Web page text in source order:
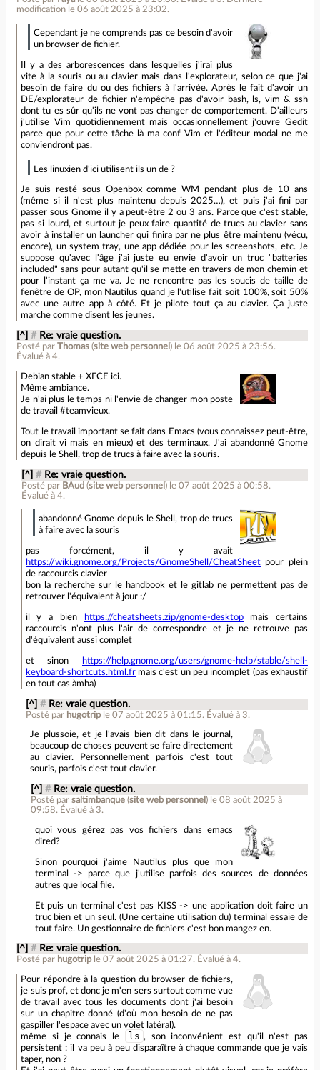
modification le 06 août 2025 à 23:02.
Cependant je ne comprends pas ce besoin d'avoir
un browser de fichier.
Il y a des arborescences dans lesquelles j'irai plus
vite à la souris ou au clavier mais dans l'explorateur, selon ce que j'ai
besoin de faire du ou des fichiers à l'arrivée. Après le fait d'avoir un
DE/explorateur de fichier n'empêche pas d'avoir bash, ls, vim & ssh
dont tu es sûr qu'ils ne vont pas changer de comportement. D'ailleurs
j'utilise Vim quotidiennement mais occasionnellement j'ouvre Gedit
parce que pour cette tâche là ma conf Vim et l'éditeur modal ne me
conviendront pas.
Les linuxien d'ici utilisent ils un de ?
Je suis resté sous Openbox comme WM pendant plus de 10 ans
(même si il n'est plus maintenu depuis 2025…), et puis j'ai fini par
passer sous Gnome il y a peut-être 2 ou 3 ans. Parce que c'est stable,
pas si lourd, et surtout je peux faire quantité de trucs au clavier sans
avoir à installer un launcher qui finira par ne plus être maintenu (vécu,
encore), un system tray, une app dédiée pour les screenshots, etc. Je
suppose qu'avec l'âge j'ai juste eu envie d'avoir un truc "batteries
included" sans pour autant qu'il se mette en travers de mon chemin et
pour l'instant ça me va. Je ne rencontre pas les soucis de taille de
fenêtre de OP, mon Nautilus quand je l'utilise fait soit 100%, soit 50%
avec une autre app à côté. Et je pilote tout ça au clavier. Ça juste
marche comme disent les jeunes.
[^] # Re: vraie question.
Posté par Thomas (site web personnel ) le 06 août 2025 à 23:56.
Évalué à4.
Debian stable + XFCE ici.
Même ambiance.
Je n'ai plus le temps ni l'envie de changer mon poste
de travail #teamvieux.
Tout le travail important se fait dans Emacs (vous connaissez peut-être,
on dirait vi mais en mieux) et des terminaux. J'ai abandonné Gnome
depuis le Shell, trop de trucs à faire avec la souris.
[^] # Re: vraie question.
Posté par BAud (site web personnel ) le 07 août 2025 à 00:58.
Évalué à 4.
abandonné Gnome depuis le Shell, trop de trucs
à faire avec la souris
pas forcément, il y avait
https://wiki.gnome.org/Projects/GnomeShell/CheatSheetpour plein
de raccourcis clavier
bon la recherche sur le handbook et le gitlab ne permettent pas de
retrouver l'équivalent à jour :/
il y a bien https://cheatsheets.zip/gnome-desktopmais certains
raccourcis n'ont plus l'air de correspondre et je ne retrouve pas
d'équivalent aussi complet
et sinon
https://help.gnome.org/users/gnome-help/stable/shell-
keyboard-shortcuts.html.frmais c'est un peu incomplet (pas exhaustif
en tout cas àmha)
[^] # Re: vraie question.
Posté par hugotrip le 07 août 2025 à 01:15. Évalué à 3.
Je plussoie, et je l'avais bien dit dans le journal,
beaucoup de choses peuvent se faire directement
au clavier. Personnellement parfois c'est tout
souris, parfois c'est tout clavier.
[^] # Re: vraie question.
Posté par saltimbanque(site web personnel ) le 08 août 2025 à
09:58. Évalué à 3.
quoi vous gérez pas vos fichiers dans emacs
dired?
Sinon pourquoi j'aime Nautilus plus que mon
terminal -> parce que j'utilise parfois des sources de données
autres que local file.
Et puis un terminal c'est pas KISS -> une application doit faire un
truc bien et un seul. (Une certaine utilisation du) terminal essaie de
tout faire. Un gestionnaire de fichiers c'est bon mangez en.
[^] # Re: vraie question.
Posté par hugotrip le 07 août 2025 à 01:27. Évalué à4.
Pour répondre à la question du browser de fichiers,
je suis prof, et donc je m'en sers surtout comme vue
de travail avec tous les documents dont j'ai besoin
sur un chapitre donné (d'où mon besoin de ne pas
gaspiller l'espace avec un volet latéral).
même si je connais le
ls , son inconvénient est qu'il n'est pas
persistent : il va peu à peu disparaître à chaque commande que je vais
taper, non ?